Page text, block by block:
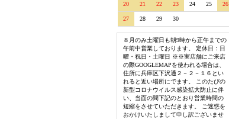
20 21 22 23 24 25 26
27 28 29 30
８月のみ土曜日も朝9時から正午までの
午前中営業しております。 定休日：日
曜・祝日・土曜日 ※※実店舗にご来店
の際GOOGLEMAPを使われる場合は、
住所に兵庫区下沢通２－２－１６とい
れると近い場所にでます。 このたびの
新型コロナウイルス感染拡大防止に伴
い、当面の間下記のとおり営業時間の
短縮をさせていただきます。 ご迷惑を
おかけいたしまして申し訳ございませ